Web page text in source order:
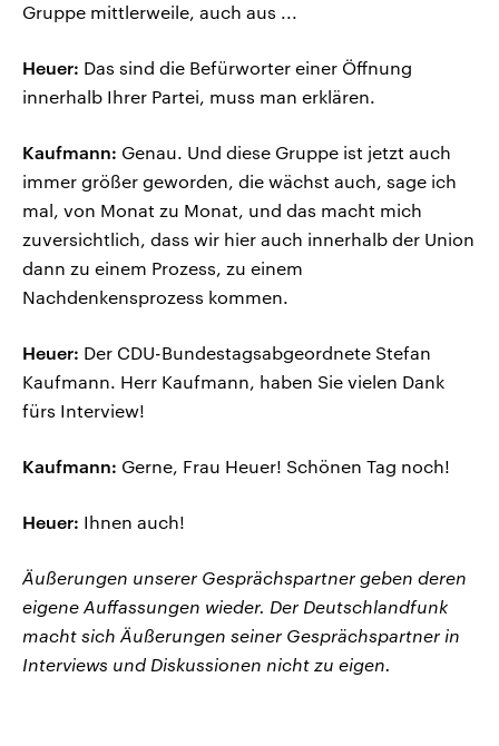
Gruppe mittlerweile, auch aus ...
Heuer: Das sind die Befürworter einer Öffnung
innerhalb Ihrer Partei, muss man erklären.
Kaufmann: Genau. Und diese Gruppe ist jetzt auch
immer größer geworden, die wächst auch, sage ich
mal, von Monat zu Monat, und das macht mich
zuversichtlich, dass wir hier auch innerhalb der Union
dann zu einem Prozess, zu einem
Nachdenkensprozess kommen.
Heuer: Der CDU-Bundestagsabgeordnete Stefan
Kaufmann. Herr Kaufmann, haben Sie vielen Dank
fürs Interview!
Kaufmann: Gerne, Frau Heuer! Schönen Tag noch!
Heuer: Ihnen auch!
Äußerungen unserer Gesprächspartner geben deren
eigene Auffassungen wieder. Der Deutschlandfunk
macht sich Äußerungen seiner Gesprächspartner in
Interviews und Diskussionen nicht zu eigen.